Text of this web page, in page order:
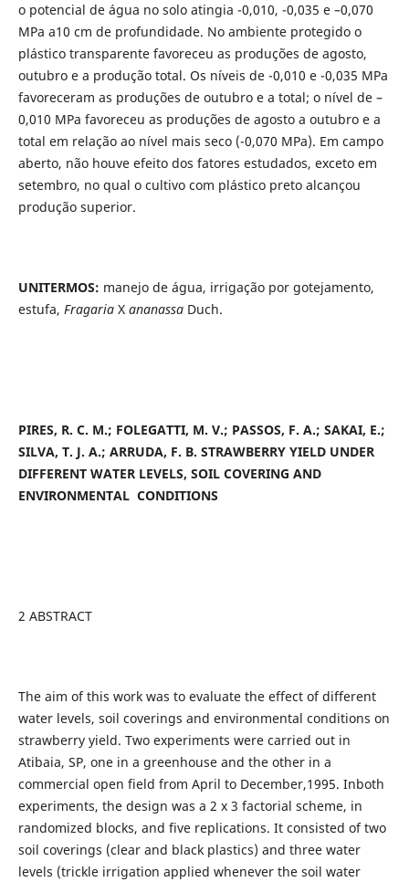
o potencial de água no solo atingia -0,010, -0,035 e –0,070
MPa a10 cm de profundidade. No ambiente protegido o
plástico transparente favoreceu as produções de agosto,
outubro e a produção total. Os níveis de -0,010 e -0,035 MPa
favoreceram as produções de outubro e a total; o nível de –
0,010 MPa favoreceu as produções de agosto a outubro e a
total em relação ao nível mais seco (-0,070 MPa). Em campo
aberto, não houve efeito dos fatores estudados, exceto em
setembro, no qual o cultivo com plástico preto alcançou
produção superior.
UNITERMOS: manejo de água, irrigação por gotejamento,
estufa, FragariaX ananassaDuch.
PIRES, R. C. M.; FOLEGATTI, M. V.; PASSOS, F. A.; SAKAI, E.;
SILVA, T. J. A.; ARRUDA, F. B. STRAWBERRY YIELD UNDER
DIFFERENT WATER LEVELS, SOIL COVERING AND
ENVIRONMENTAL CONDITIONS
2 ABSTRACT
The aim of this work was to evaluate the effect of different
water levels, soil coverings and environmental conditions on
strawberry yield. Two experiments were carried out in
Atibaia, SP, one in a greenhouse and the other in a
commercial open field from April to December,1995. Inboth
experiments, the design was a 2 x 3 factorial scheme, in
randomized blocks, and five replications. It consisted of two
soil coverings (clear and black plastics) and three water
levels (trickle irrigation applied whenever the soil water